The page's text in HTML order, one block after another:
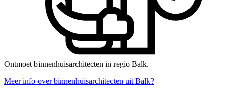
Ontmoet binnenhuisarchitecten in regio Balk.
Meer info over binnenhuisarchitecten uit Balk?